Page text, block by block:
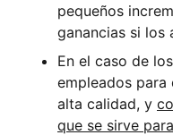
pequeños
ganancias si los
En el caso de
empleados
alta calidad, y
que se sirve